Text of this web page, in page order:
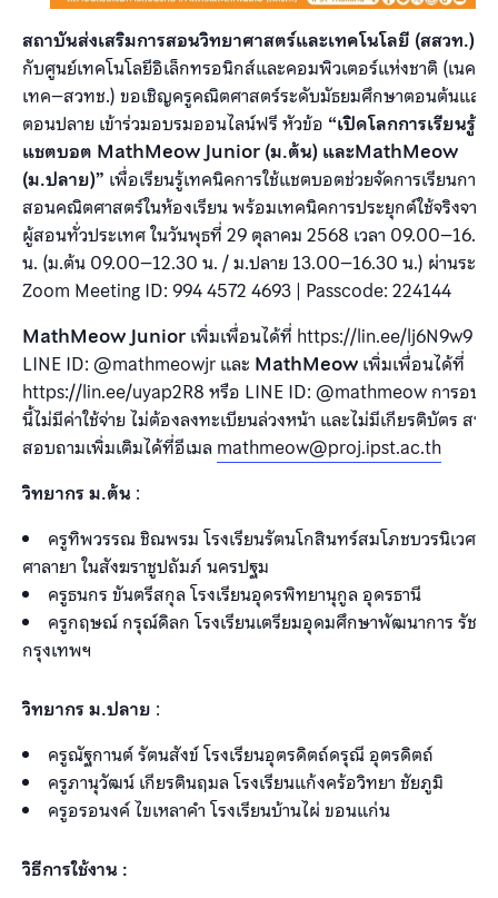
สถาบันส่งเสริมการสอนวิทยาศาสตร์และเทคโนโลยี (สสวท.)
กับศูนย์เทคโนโลยีอิเล็กทรอนิกส์และคอมพิวเตอร์แห่งชาติ (เนค
เทค–สวทช.) ขอเชิญครูคณิตศาสตร์ระดับมัธยมศึกษาตอนต้นและ
ตอนปลาย เข้าร่วมอบรมออนไลน์ฟรี หัวข้อ “เปิดโลกการเรียนรู้ด้
แชตบอต MathMeow Junior (ม.ต้น) และMathMeow
(ม.ปลาย)” เพื่อเรียนรู้เทคนิคการใช้แชตบอตช่วยจัดการเรียนการ
สอนคณิตศาสตร์ในห้องเรียน พร้อมเทคนิคการประยุกต์ใช้จริงจาก
ผู้สอนทั่วประเทศ ในวันพุธที่ 29 ตุลาคม 2568 เวลา 09.00–16.30
น. (ม.ต้น 09.00–12.30 น. / ม.ปลาย 13.00–16.30 น.) ผ่านระบบ
Zoom Meeting ID: 994 4572 4693 | Passcode: 224144
MathMeow Juniorเพิ่มเพื่อนได้ที่ https://lin.ee/lj6N9w9 ห
LINE ID: @mathmeowjr และ MathMeowเพิ่มเพื่อนได้ที่
https://lin.ee/uyap2R8 หรือ LINE ID: @mathmeow การอบร
นี้ไม่มีค่าใช้จ่าย ไม่ต้องลงทะเบียนล่วงหน้า และไม่มีเกียรติบัตร สนใ
สอบถามเพิ่มเติมได้ที่อีเมล mathmeow@proj.ipst.ac.th
วิทยากร ม.ต้น :
ครูทิพวรรณ ชิณพรม โรงเรียนรัตนโกสินทร์สมโภชบวรนิเวศ
ศาลายา ในสังฆราชูปถัมภ์ นครปฐม
ครูธนกร ขันตรีสกุล โรงเรียนอุดรพิทยานุกูล อุดรธานี
ครูกฤษณ์ กรุณ์ดิลก โรงเรียนเตรียมอุดมศึกษาพัฒนาการ รัชดา
กรุงเทพฯ
วิทยากร ม.ปลาย :
ครูณัฐกานต์ รัตนสังข์ โรงเรียนอุตรดิตถ์ดรุณี อุตรดิตถ์
ครูภานุวัฒน์ เกียรตินฤมล โรงเรียนแก้งคร้อวิทยา ชัยภูมิ
ครูอรอนงค์ ไขเหลาคำ โรงเรียนบ้านไผ่ ขอนแก่น
วิธีการใช้งาน :